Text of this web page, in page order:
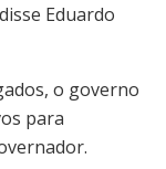
Eduardo
o governo
para